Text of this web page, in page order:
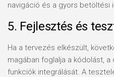
navigáció és a gyors betöltési
5. Fejlesztés és
Ha a tervezés elkészült,
magában foglalja a kódolást,
funkciók integrálását. A